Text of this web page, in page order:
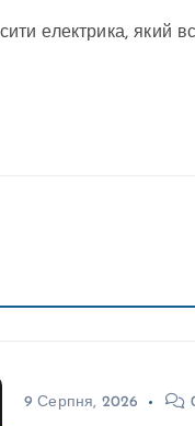
електрика, який
9 Серпня, 2026